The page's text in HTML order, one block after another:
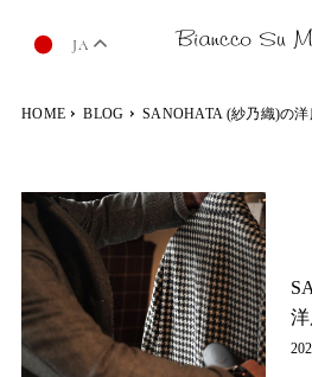
JA
HOME BLOG SANOHATA (紗乃織)の